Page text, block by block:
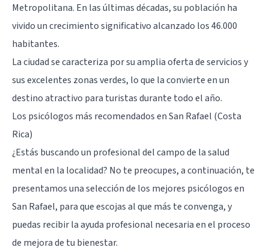
Metropolitana. En las últimas décadas, su población ha
vivido un crecimiento significativo alcanzado los 46.000
habitantes.
La ciudad se caracteriza por su amplia oferta de servicios y
sus excelentes zonas verdes, lo que la convierte en un
destino atractivo para turistas durante todo el año.
Los psicólogos más recomendados en San Rafael (Costa
Rica)
¿Estás buscando un profesional del campo de la salud
mental en la localidad? No te preocupes, a continuación, te
presentamos una selección de los mejores psicólogos en
San Rafael, para que escojas al que más te convenga, y
puedas recibir la ayuda profesional necesaria en el proceso
de mejora de tu bienestar.